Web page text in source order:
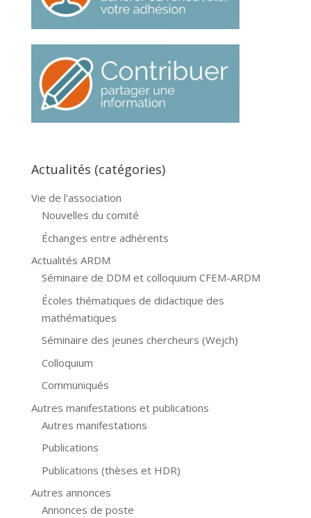
Actualités (catégories)
Vie de l'association
Nouvelles du comité
Échanges entre adhérents
Actualités ARDM
Séminaire de DDM et colloquium CFEM-ARDM
Écoles thématiques de didactique des
mathématiques
Séminaire des jeunes chercheurs (Wejch)
Colloquium
Communiqués
Autres manifestations et publications
Autres manifestations
Publications
Publications (thèses et HDR)
Autres annonces
Annonces de poste